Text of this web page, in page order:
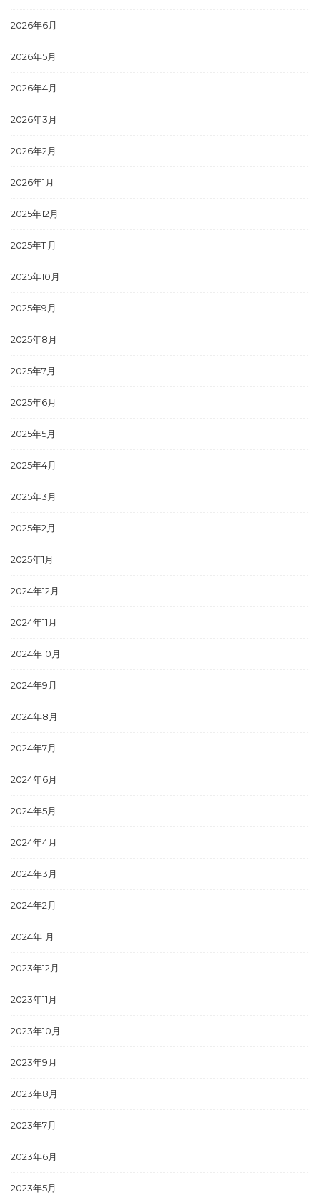
2026年6月
2026年5月
2026年4月
2026年3月
2026年2月
2026年1月
2025年12月
2025年11月
2025年10月
2025年9月
2025年8月
2025年7月
2025年6月
2025年5月
2025年4月
2025年3月
2025年2月
2025年1月
2024年12月
2024年11月
2024年10月
2024年9月
2024年8月
2024年7月
2024年6月
2024年5月
2024年4月
2024年3月
2024年2月
2024年1月
2023年12月
2023年11月
2023年10月
2023年9月
2023年8月
2023年7月
2023年6月
2023年5月